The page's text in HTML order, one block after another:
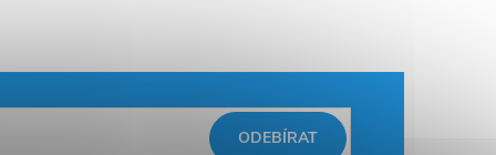
ODEBÍRAT